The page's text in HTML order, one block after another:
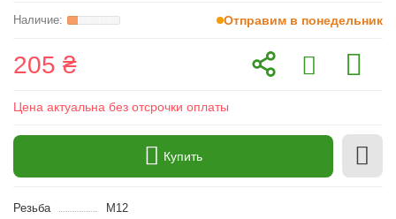
Отправим в понедельник
205 ₴
Цена актуальна без отсрочки оплаты
Купить
Резьба
M12